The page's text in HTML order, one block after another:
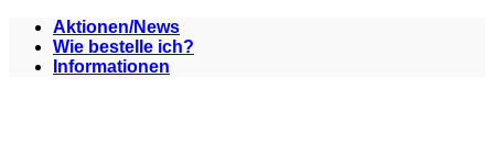
Zum
Inhalt
springen
Aktionen/News
Wie bestelle ich?
Informationen